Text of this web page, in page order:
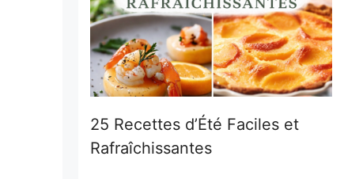
25 Recettes d’Été Faciles et
Rafraîchissantes